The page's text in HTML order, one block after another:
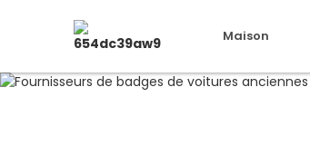
Maison